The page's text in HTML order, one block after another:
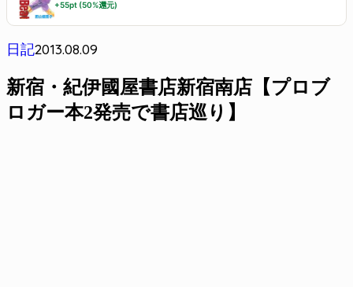
+55pt (50%還元)
日記2013.08.09
新宿・紀伊國屋書店新宿南店【プロブ
ロガー本2発売で書店巡り】